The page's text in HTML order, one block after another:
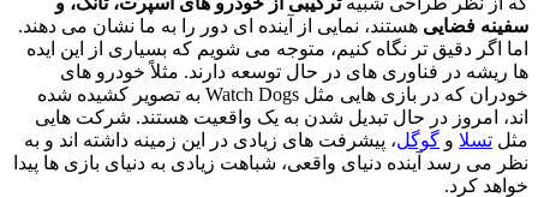
سفینه فضایی هستند، نمایی از آینده‌ ای دور را به ما نشان می‌ دهند.
اما اگر دقیق‌ تر نگاه کنیم، متوجه می‌ شویم که بسیاری از این ایده‌
ها ریشه در فناوری‌ های در حال توسعه دارند. مثلاً خودرو های
خودران که در بازی‌ هایی مثل Watch Dogs به تصویر کشیده شده‌
اند، امروز در حال تبدیل شدن به یک واقعیت هستند. شرکت‌ هایی
مثل تسلا و گوگل، پیشرفت‌ های زیادی در این زمینه داشته‌ اند و به
نظر می‌ رسد آینده دنیای واقعی، شباهت زیادی به دنیای بازی‌ ها پیدا
خواهد کرد.